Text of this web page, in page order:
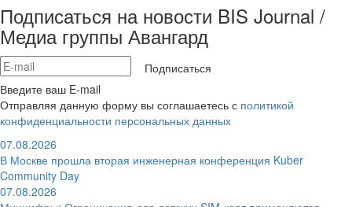
Подписаться на новости BIS Journal /
Медиа группы Авангард
Подписаться
Введите ваш E-mail
Отправляя данную форму вы соглашаетесь с политикой
конфиденциальности персональных данных
07.08.2026
В Москве прошла вторая инженерная конференция Kuber
Community Day
07.08.2026